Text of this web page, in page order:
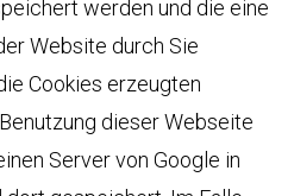
werden und die eine
Website durch Sie
Cookies erzeugten
dieser Webseite
Server von Google in